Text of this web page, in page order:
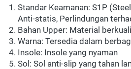
Standar Keamanan: S1P
Anti-statis, Perlindungan
Bahan Upper: Material
Warna: Tersedia dalam
Insole: Insole yang nyaman
Sol: Sol anti-slip yang tahan